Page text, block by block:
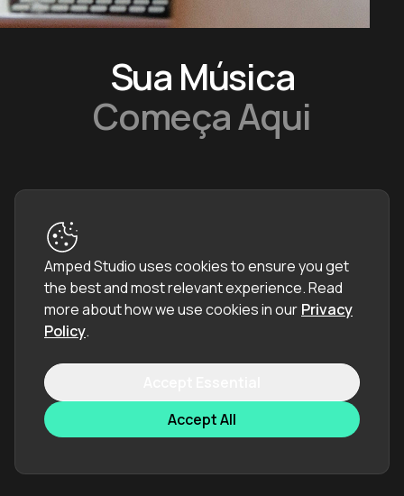
Sua Música
Começa Aqui
O Amped Studio é seu criador de música online tudo-em-
um, dando-lhe as ferramentas para criar música
diretamente no seu navegador — sem instalações ou
Amped Studio uses cookies to ensure you get
the best and most relevant experience.Read
more about how we use cookies in our Privacy
Policy.
Accept All